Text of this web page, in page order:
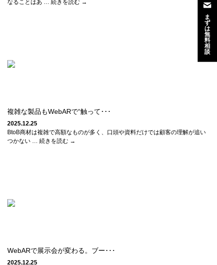
なることはあ … 続きを読む →
複雑な製品もWebARで“触って･･･
2025.12.25
BtoB商材は複雑で高額なものが多く、口頭や資料だけでは顧客の理解が追い
つかない … 続きを読む →
WebARで展示会が変わる。ブー･･･
2025.12.25
ま
ず
は
無
料
相
談